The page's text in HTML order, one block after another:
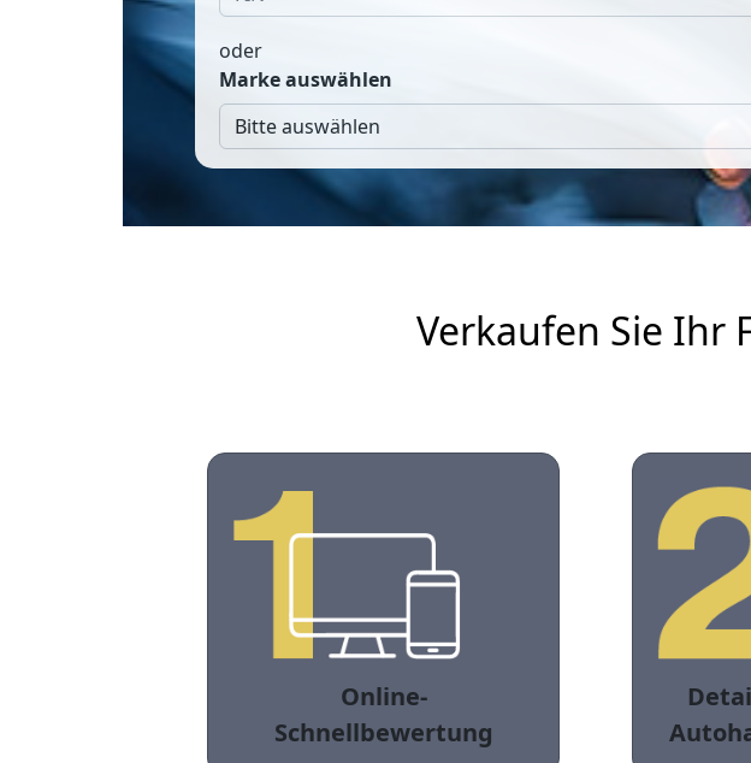
oder
Marke auswählen
Verkaufen Sie Ihr
Online-
Schnellbewertung